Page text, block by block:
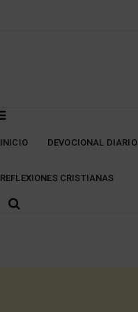
INICIO DEVOCIONAL DIARIO
REFLEXIONES CRISTIANAS